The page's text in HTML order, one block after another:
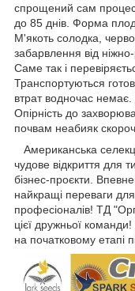
спрощений сам
до 85 днів. Форма
М'якоть солодка,
забарвлення від
Саме так і
Транспортуються
втрат водночас немає.
Опірність до
почвам неабияк
Американська
чудове відкриття для
бізнес-проєкти.
найкращі переваги
професіоналів! ТД
цієї дружньої
на початковому етапі